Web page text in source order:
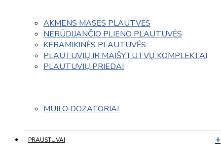
AKMENS MASĖS PLAUTVĖS
NERŪDIJANČIO PLIENO PLAUTUVĖS
KERAMIKINĖS PLAUTUVĖS
PLAUTUVIŲ IR MAIŠYTUTVŲ KOMPLEKTAI
PLAUTUVIŲ PRIEDAI
MUILO DOZATORIAI
PRAUSTUVAI